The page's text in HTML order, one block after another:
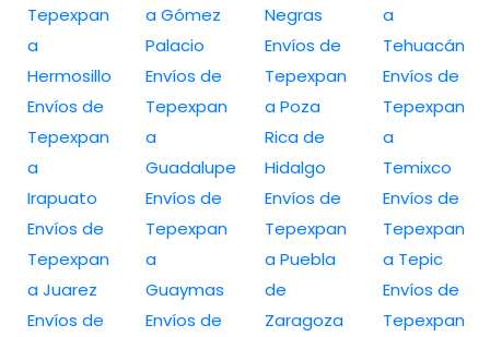
Tepexpan
a
Hermosillo
Envíos de
Tepexpan
a
Irapuato
Envíos de
Tepexpan
a Juarez
Envíos de
a Gómez
Palacio
Envíos de
Tepexpan
a
Guadalupe
Envíos de
Tepexpan
a
Guaymas
Envíos de
Negras
Envíos de
Tepexpan
a Poza
Rica de
Hidalgo
Envíos de
Tepexpan
a Puebla
de
Zaragoza
a
Tehuacán
Envíos de
Tepexpan
a
Temixco
Envíos de
Tepexpan
a Tepic
Envíos de
Tepexpan